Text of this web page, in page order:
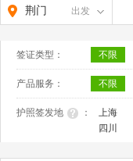
荆门 出发
签证类型： 不限
产品服务： 不限
护照签发地 ： 上海
四川